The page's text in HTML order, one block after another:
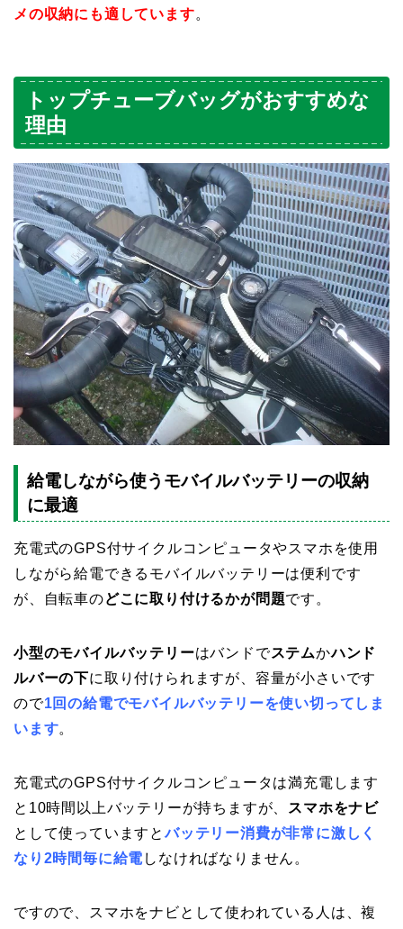
メの収納にも適しています。
トップチューブバッグがおすすめな
理由
給電しながら使うモバイルバッテリーの収納
に最適
充電式のGPS付サイクルコンピュータやスマホを使用
しながら給電できるモバイルバッテリーは便利です
が、自転車のどこに取り付けるかが問題です。
小型のモバイルバッテリーはバンドでステムかハンド
ルバーの下に取り付けられますが、容量が小さいです
ので1回の給電でモバイルバッテリーを使い切ってしま
います。
充電式のGPS付サイクルコンピュータは満充電します
と10時間以上バッテリーが持ちますが、
スマホをナビ
として使っていますとバッテリー消費が非常に激しく
なり2時間毎に給電しなければなりません。
ですので、スマホをナビとして使われている人は、複